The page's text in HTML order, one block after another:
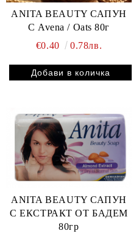
ANITA BEAUTY САПУН
С Avena / Oats 80г
€0.40
0.78лв.
ANITA BEAUTY САПУН
С ЕКСТРАКТ ОТ БАДЕМ
80гр